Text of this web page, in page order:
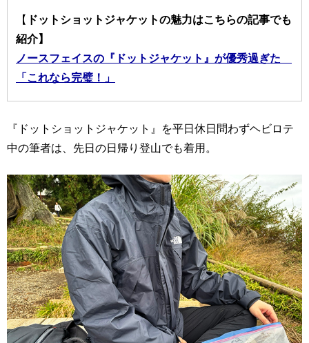
【 ドットショットジャケットの魅力はこちらの記事でも
紹介】
ノースフェイスの『ドットジャケット』が優秀過ぎた
「これなら完璧！」
『ドットショットジャケット』を平日休日問わずヘビロテ
中の筆者は、先日の日帰り登山でも着用。